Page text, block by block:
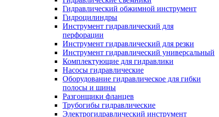
Гидравлический обжимной инструмент
Гидроцилиндры
Инструмент гидравлический для
перфорации
Инструмент гидравлический для резки
Инструмент гидравлический универсальный
Комплектующие для гидравлики
Насосы гидравлические
Оборудование гидравлическое для гибки
полосы и шины
Разгонщики фланцев
Трубогибы гидравлические
Электрогидравлический инструмент